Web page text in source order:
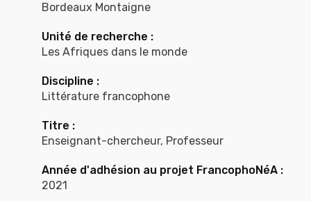
Bordeaux Montaigne
Unité de recherche :
Les Afriques dans le monde
Discipline :
Littérature francophone
Titre :
Enseignant-chercheur, Professeur
Année d'adhésion au projet FrancophoNéA :
2021